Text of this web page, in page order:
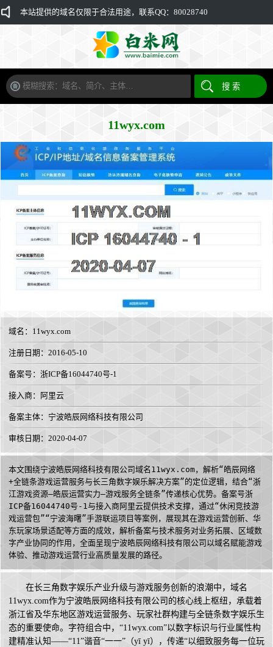
本站提供的域名仅限于合法用途，联系QQ：80028740
11wyx.com
域名： 11wyx.com
注册日期：2016-05-10
备案号：浙ICP备16044740号-1
接入商： 阿里云
备案主体：宁波皓辰网络科技有限公司
审核日期：2020-04-07
本文围绕宁波皓辰网络科技有限公司域名11wyx.com，解析“皓辰网络
+全链条游戏运营服务与长三角数字娱乐解决方案”的定位逻辑，结合“浙
江游戏资源—皓辰运营实力—游戏服务全链条”传递核心优势。备案号浙
ICP备16044740号-1与接入商阿里云提供技术支撑，通过“休闲竞技游
戏运营包”“宁波海曙”手游联运项目等案例，展现其在游戏运营创新、华
东玩家场景适配等方面的成效，解析备案与技术服务对业务拓展、区域数
字产业协同的作用，全面呈现宁波皓辰网络科技有限公司以域名赋能游戏
体验、推动游戏运营行业高质量发展的路径。
在长三角数字娱乐产业升级与游戏服务创新的浪潮中，域名
11wyx.com作为宁波皓辰网络科技有限公司的核心线上枢纽，承载着
浙江省及华东地区游戏运营服务、玩家社群构建与全链条数字娱乐生
态的重要使命。字符组合中，“11wyx.com”以数字标识与行业属性构
建精准认知——“11”谐音“一一”（yī yī），传递“以细致服务每一位玩